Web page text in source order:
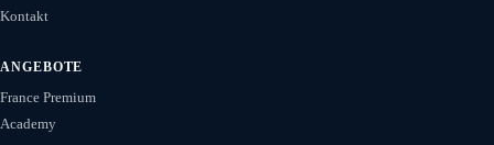
Kontakt
ANGEBOTE
France Premium
Academy